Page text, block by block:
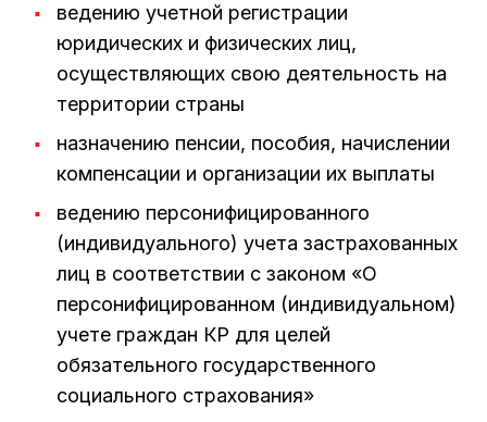
ведению учетной регистрации
юридических и физических лиц,
осуществляющих свою деятельность на
территории страны
назначению пенсии, пособия, начислении
компенсации и организации их выплаты
ведению персонифицированного
(индивидуального) учета застрахованных
лиц в соответствии с законом «О
персонифицированном (индивидуальном)
учете граждан КР для целей
обязательного государственного
социального страхования»